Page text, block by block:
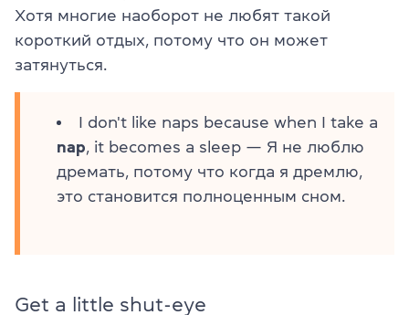
Хотя многие наоборот не любят такой
короткий отдых, потому что он может
затянуться.
I don't like naps because when I take a
nap , it becomes a sleep — Я не люблю
дремать, потому что когда я дремлю,
это становится полноценным сном.
Get a little shut-eye